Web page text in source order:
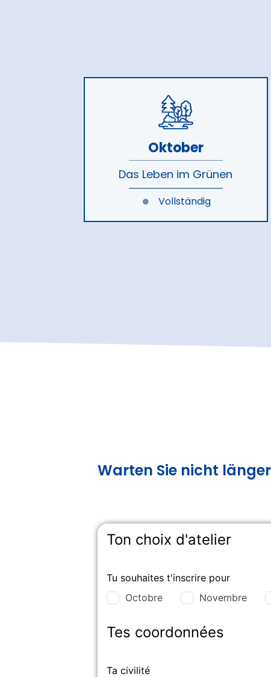
Oktober
Das Leben im Grünen
Vollständig
Warten Sie nicht
Ton choix d'atelier
Tu souhaites t'inscrire pour
Octobre
Novembre
Tes coordonnées
Ta civilité